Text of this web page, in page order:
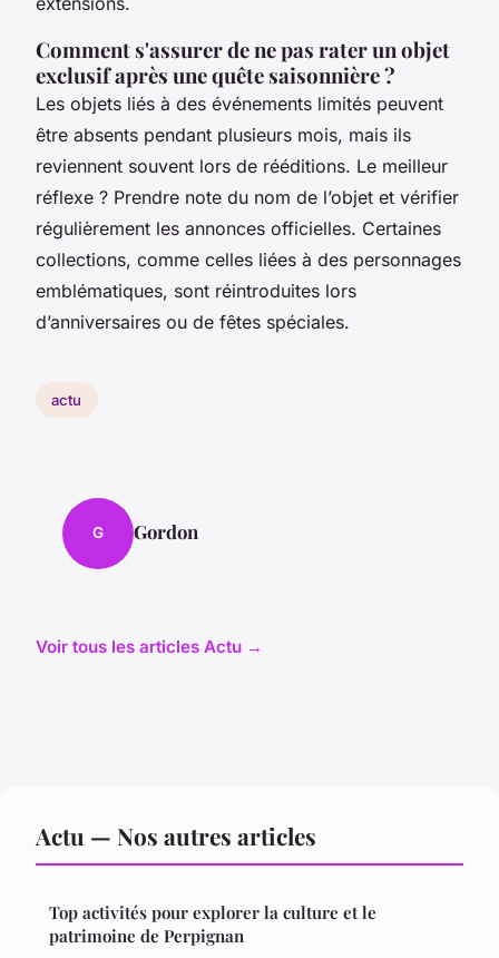
Comment s'assurer de ne pas rater un objet
exclusif après une quête saisonnière ?
Les objets liés à des événements limités peuvent
être absents pendant plusieurs mois, mais ils
reviennent souvent lors de rééditions. Le meilleur
réflexe ? Prendre note du nom de l’objet et vérifier
régulièrement les annonces officielles. Certaines
collections, comme celles liées à des personnages
emblématiques, sont réintroduites lors
d’anniversaires ou de fêtes spéciales.
actu
G Gordon
Voir tous les articles Actu →
Actu — Nos autres articles
Top activités pour explorer la culture et le
patrimoine de Perpignan